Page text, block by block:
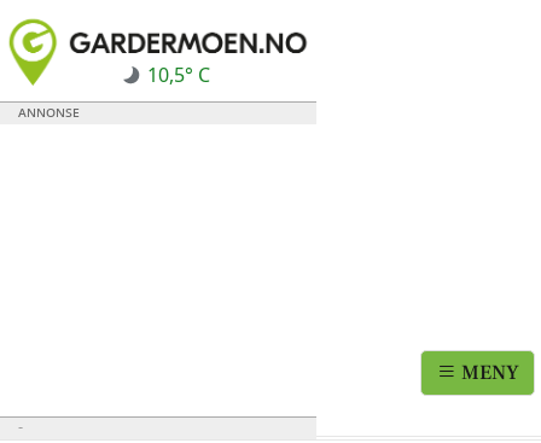
10,5° C
MENY